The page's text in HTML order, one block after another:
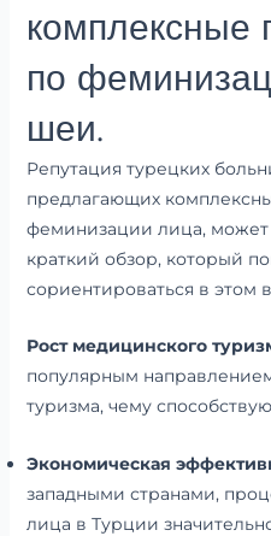
комплексные
по
шеи.
Репутация турецких
предлагающих
феминизации лица, может
краткий обзор, который
сориентироваться в этом
Рост медицинского
популярным
туризма, чему
Экономическая
западными странами,
лица в Турции